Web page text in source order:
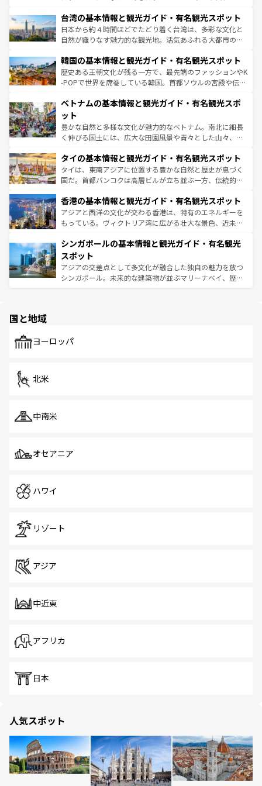
情報は コンテンツ一覧 を参照してほしい。
人々、おいしいローカルフードやハワイアンミュージッ
ク、伝統的なフラダンスなど、すべてがハワイの魅力を彩
っている。訪れるたびに新しい発見と感動が待っているハ
はコンテンツ一覧を参照してほしい。
リアリーフや大陸中央部にそびえるウルル（エアーズロッ
ク）、タスマニアの美しい原生林やケアンズの熱帯雨林な
ど、見どころがたくさん。また、カフェやワイン、オージ
いる。アクティビティも充実しており、サーフィンやダイ
ビング、ハイキングなど、アウトドア好きにはたまらな
い。オーストラリアの多彩な魅力を存分に味わいつくそ
参照してほしい。
台湾の基本情報と観光ガイド・有名観光スポット
日本から約４時間ほどでたどり着く台湾は、多彩な文化と
自然が織りなす魅力的な観光地。活気あふれる大都市の台
ン）、静ひつな山岳地帯である台湾東部など、都市の喧騒
と山間の静けさが共存しており、訪れる人に新しい発見と
驚きをもたらしてくれる。また、奥深い台湾の食文化も魅
容にもいいと評判のスイーツなど、バラエティ豊かな料理
照してほしい。
韓国の基本情報と観光ガイド・有名観光スポット
歴史ある王朝文化が残る一方で、最先端のファッションやK
-POPで世界を席巻している韓国。首都ソウルの宮殿や伝統
き、地方に足を延ばせば四季折々の自然美を楽しむことが
できる。そして、キムチや焼肉、絶品のストリートフード
まで、さまざまな韓国料理が待っている。夜には、韓国な
らではのナイトライフも堪能できる。あたたかいホスピタ
わってみてほしい。 なお、新着の韓国情報はコンテンツ一
覧 を参照してほしい。
ベトナムの基本情報と観光ガイド・有名観光スポ
ット
豊かな自然と多様な文化が魅力的なベトナム。南北に細長
く伸びる国土には、広大な田園風景や青々とした山々、世
急速な発展と共に伝統が息づく。ハノイの古い町並みやホ
ーチミン市のフランス統治時代の建物も、独特の雰囲気を
醸し出している。また、バラエティの豊かさとおいしさで
とつ。フォーやバインミー、ベトナムコーヒーなどは、ぜ
ひ現地で味わいたい。どの地域を訪れてもあたたかい人々
が旅行者を迎えてくれるので、きっと忘れられない旅にな
参照してほしい。
タイの基本情報と観光ガイド・有名観光スポット
タイは、東南アジアに位置する豊かな自然と歴史が息づく
国だ。首都バンコクは高層ビルが立ち並ぶ一方、伝統的な
の活気が交差している。北部ではチェンマイなどの山岳地
帯で自然と触れ合い、南部ではプーケットやクラビの美し
いビーチでリゾート気分を楽しむことができる。タイ料理
激する。気候は一年中温暖で、どの季節にも異なる楽しみ
が待っている。親しみやすいタイの人々、仏教を中心とし
た文化、そして多様な観光資源が、訪れる旅人を魅了し続
ける。 なお、新着のタイ情報はコンテンツ一覧を参照して
香港の基本情報と観光ガイド・有名観光スポット
アジアと西洋の文化が交わる香港は、特有のエネルギーを
もっている。ヴィクトリア湾に広がる壮大な景色、近未来
み、どこを訪れても感動するはず。観光スポットが密集し
ており、効率よく見どころを回れるのも魅力。息をのむよ
うな絶景から文化的な体験まで、香港を存分に楽しみ尽く
そう。 なお、新着の香港情報はコンテンツ一覧を参照して
シンガポールの基本情報と観光ガイド・有名観光
スポット
アジアの交差点として多文化が融合した独自の魅力を放つ
シンガポール。未来的な建築物が並ぶマリーナベイ、歴史
で、ホーカーズは地元の風情を楽しめる外せないスポット
国と地域
ヨーロッパ
北米
中南米
オセアニア
ハワイ
リゾート
アジア
中近東
アフリカ
日本
人気スポット